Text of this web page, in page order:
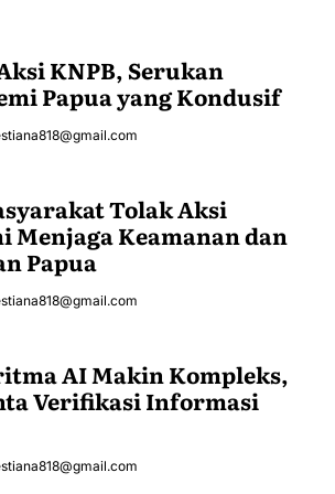
KNPB, Serukan
Papua yang Kondusif
Tolak Aksi
Menjaga Keamanan dan
Papua
AI Makin Kompleks,
Verifikasi Informasi